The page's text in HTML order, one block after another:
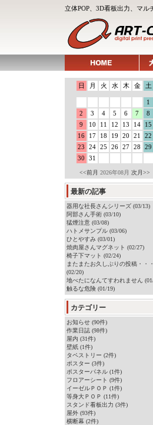
立体POP、3D看板出力、マ
日 月 火 水 木 金 土
1
2
3 4 5 6 7
8
9
10 11 12 13 14
15
16
17 18 19 20 21
22
23
24 25 26 27 28
29
30
31
<<前月 2026年08月 次月>>
最新の記事
器用な社長さんシリーズ (03/13)
阿部さん手術 (03/10)
猛煙注意 (03/08)
ハトメサンプル (03/06)
ひとやすみ (03/01)
焼肉屋さんマグネット (02/27)
椅子下マット (02/24)
またまたお久しぶりの投稿・・・
(02/20)
地べたになんてすわれません
触るな危険 (01/19)
カテゴリー
お知らせ (90件)
作業日誌 (98件)
屋内 (31件)
壁紙 (1件)
タペストリー (2件)
ポスター (3件)
ポスターパネル (1件)
フロアーシート (9件)
イーゼルＰＯＰ (1件)
等身大ＰＯＰ (11件)
スタンド看板出力 (3件)
屋外 (93件)
横断幕 (2件)